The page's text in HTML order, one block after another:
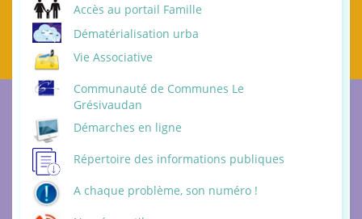
Accès au portail Famille
Dématérialisation urba
Vie Associative
Communauté de Communes Le
Grésivaudan
Démarches en ligne
Répertoire des informations publiques
A chaque problème, son numéro !